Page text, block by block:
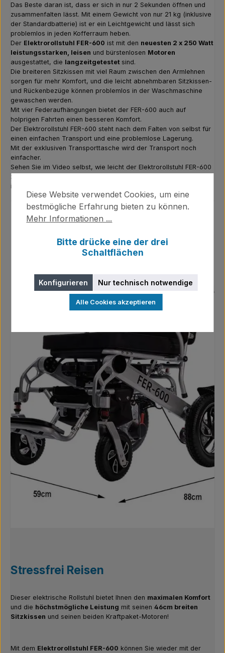
Das Beste daran ist, dass er sich in nur 2 Sekunden öffnen und
zusammenfalten lässt. Mit einem Gewicht von nur 21 kg (inklusive
der Standardbatterie) ist er ein Leichtgewicht und lässt sich
problemlos in jeden Kofferraum heben.
Der Elektrorollstuhl FER-600 ist mit den neuesten 2 x 250 Watt
leistungsstarken, leisen und bürstenlosen Motoren
ausgestattet, die langzeitgetestet sind.
Die breiteren Sitzkissen mit viel Raum zwischen den Armlehnen
sorgen für mehr Komfort, und die leicht abnehmbaren Sitzkissen-
und Rückenbezüge können problemlos in der Waschmaschine
gewaschen werden.
Mit vier Federaufhängungen bietet der FER-600 auch auf
holprigen Fahrten einen besseren Komfort.
Der Elektrorollstuhl FER-600 steht nach dem Falten von selbst für
einen einfachen Transport und eine problemlose Lagerung.
Mit der exklusiven Transporttasche wird der Transport noch
einfacher.
Sehen Sie im Video selbst, wie leicht der Elektrorollstuhl FER-600
zu öffnen und zusammenzufalten ist. Der Elektrorollstuhl FER-600
ist die perfekte Wahl für alle Menschen.
Stressfrei Reisen
Dieser elektrische Rollstuhl bietet Ihnen den maximalen Komfort
und die höchstmögliche Leistung mit seinen 46cm breiten
Sitzkissen und seinen beiden Kraftpaket-Motoren!
Mit dem Elektrorollstuhl FER-600 können Sie wieder mit der
Diese Website verwendet Cookies, um eine
bestmögliche Erfahrung bieten zu können.
Mehr Informationen ...
Bitte drücke eine der drei
Schaltflächen
Nur technisch notwendige
Konfigurieren
Alle Cookies akzeptieren